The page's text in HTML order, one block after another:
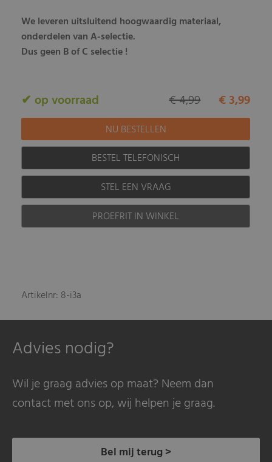
We leveren uitsluitend hoogwaardig materiaal,
onderdelen van A-selectie.
Dus geen B of C selectie !
✔ op voorraad € 3,99
€ 4,99
BESTEL TELEFONISCH
STEL EEN VRAAG
PROEFRIT IN WINKEL
Artikelnr: 8-i3a
Advies nodig?
Wil je graag advies op maat? Neem dan
contact met ons op, wij helpen je graag.
Bel mij terug >